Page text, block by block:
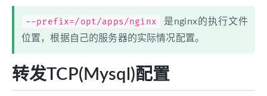
--prefix=/opt/apps/nginx
是nginx的执行文件
位置，根据自己的服务器的实际情况配置。
转发TCP(Mysql)配置